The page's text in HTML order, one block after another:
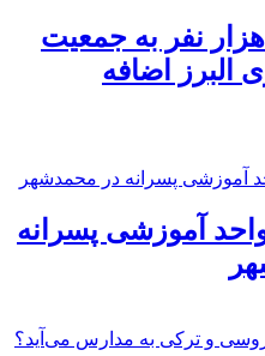
️سالانه ۱۲ هزار نفر به جمعیت
البرز اضافه
واحد آموزشی پسرانه